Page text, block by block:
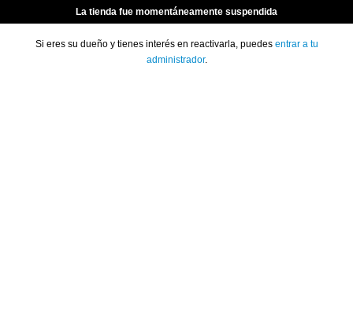
La tienda fue momentáneamente suspendida
Si eres su dueño y tienes interés en reactivarla, puedes entrar a tu
administrador.